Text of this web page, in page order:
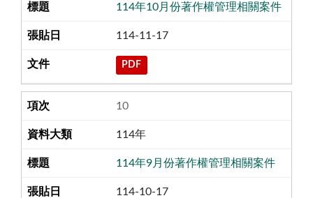
114年10月份著作權管理相關案件
114-11-17
PDF
10
114年
114年9月份著作權管理相關案件
114-10-17